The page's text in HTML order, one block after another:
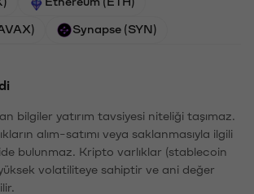
Synapse (SYN)
bilgiler yatırım tavsiyesi niteliği taşımaz.
alım-satımı veya saklanmasıyla ilgili
bulunmaz. Kripto varlıklar (stablecoin
volatiliteye sahiptir ve ani değer